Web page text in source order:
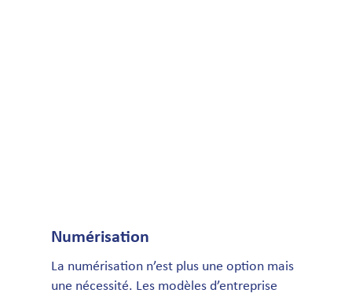
Numérisation
La numérisation n’est plus une option mais
une nécessité. Les modèles d’entreprise